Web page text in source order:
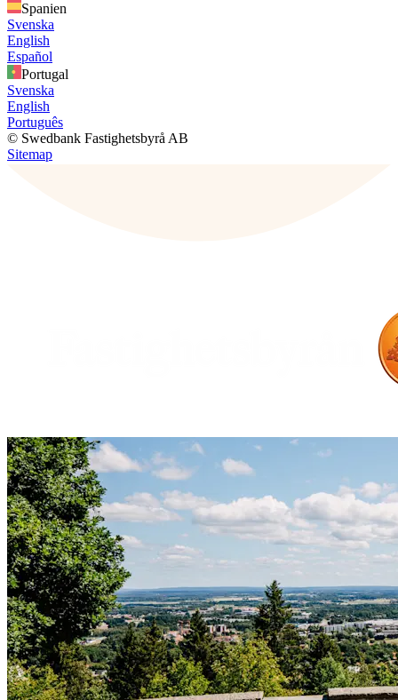
Spanien
Svenska
English
Español
Portugal
Svenska
English
Português
© Swedbank Fastighetsbyrå AB
Sitemap